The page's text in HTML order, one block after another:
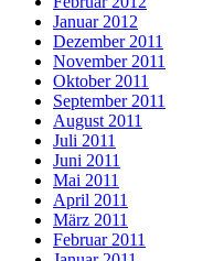
Januar 2012
Dezember 2011
November 2011
Oktober 2011
September 2011
August 2011
Juli 2011
Juni 2011
Mai 2011
April 2011
März 2011
Februar 2011